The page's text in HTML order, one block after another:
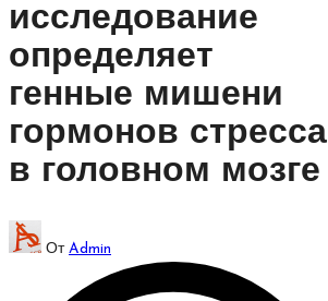
исследование
определяет
генные мишени
гормонов стресса
в головном мозге
Запись
от
От Admin